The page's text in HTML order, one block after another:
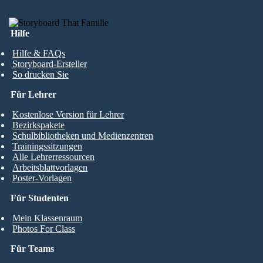
Hilfe
Hilfe & FAQs
Storyboard-Ersteller
So drucken Sie
Für Studenten
Mein Klassenraum
Photos For Class
Für Lehrer
Kostenlose Version für Lehrer
Bezirkspakete
Schulbibliotheken und Medienzentren
Trainingssitzungen
Alle Lehrerressourcen
Arbeitsblattvorlagen
Poster-Vorlagen
Für Teams